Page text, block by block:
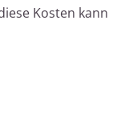
Kosten kann